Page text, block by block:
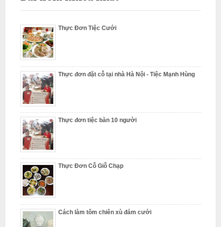
Thực Đơn Tiệc Cưới
Thực đơn đặt cỗ tại nhà Hà Nội - Tiệc Mạnh Hùng
Thực đơn tiệc bàn 10 người
Thực Đơn Cỗ Giỗ Chạp
Cách làm tôm chiên xù đám cưới